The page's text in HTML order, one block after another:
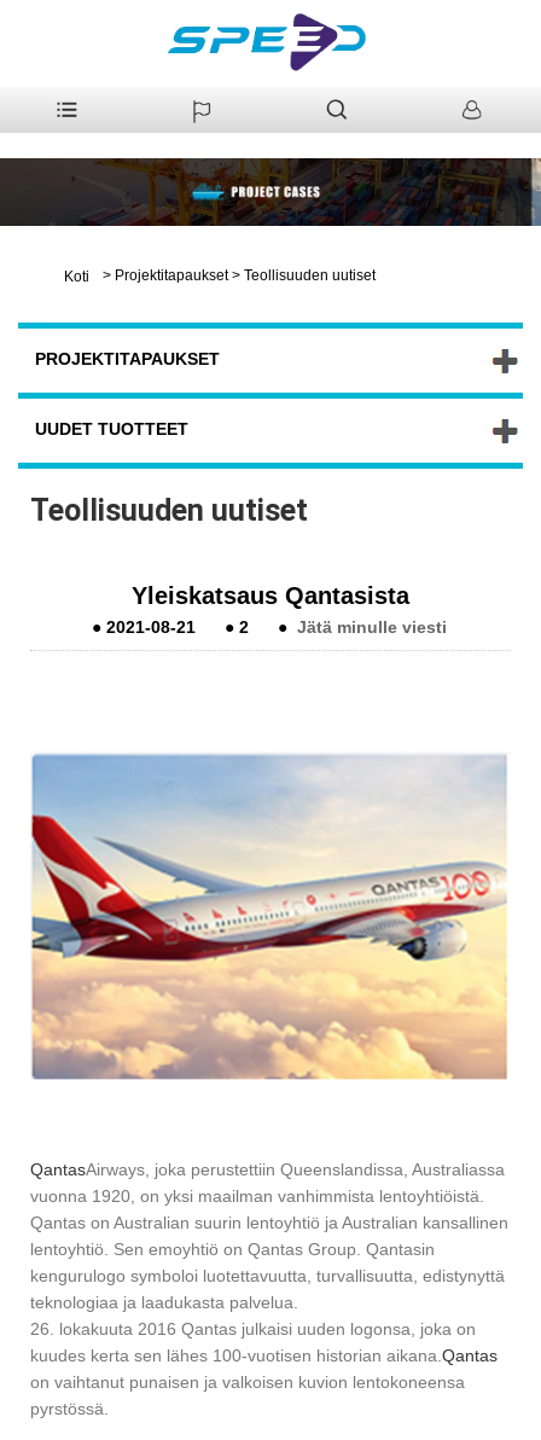
Koti > Projektitapaukset > Teollisuuden uutiset
PROJEKTITAPAUKSET
UUDET TUOTTEET
Teollisuuden uutiset
Yleiskatsaus Qantasista
●2021-08-21 ●2 ● Jätä minulle viesti
QantasAirways, joka perustettiin Queenslandissa, Australiassa
vuonna 1920, on yksi maailman vanhimmista lentoyhtiöistä.
Qantas on Australian suurin lentoyhtiö ja Australian kansallinen
lentoyhtiö. Sen emoyhtiö on Qantas Group. Qantasin
kengurulogo symboloi luotettavuutta, turvallisuutta, edistynyttä
teknologiaa ja laadukasta palvelua.
26. lokakuuta 2016 Qantas julkaisi uuden logonsa, joka on
kuudes kerta sen lähes 100-vuotisen historian aikana. Qantas
on vaihtanut punaisen ja valkoisen kuvion lentokoneensa
pyrstössä.